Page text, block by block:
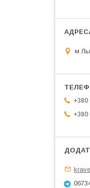
м
+380
+380